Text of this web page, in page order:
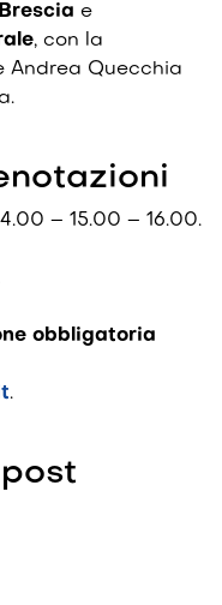
e
, con la
Andrea Quecchia
– 15.00 – 16.00.
obbligatoria
.